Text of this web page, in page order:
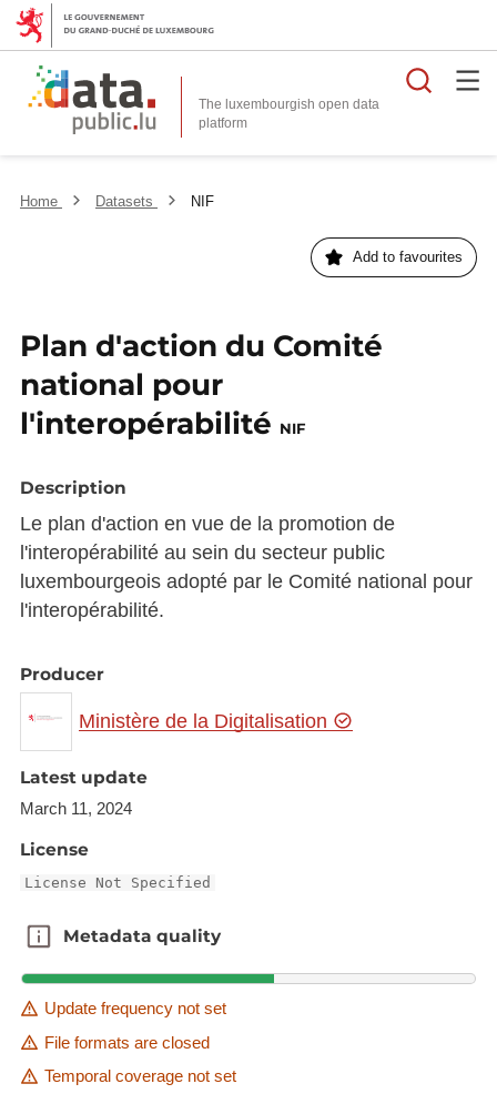
The luxembourgish open data
platform
Home Datasets NIF
Add to favourites
Plan d'action du Comité
national pour
l'interopérabilité NIF
Description
Le plan d'action en vue de la promotion de
l'interopérabilité au sein du secteur public
luxembourgeois adopté par le Comité national pour
l'interopérabilité.
Producer
Ministère de la Digitalisation
Latest update
March 11, 2024
License
License Not Specified
Metadata quality
Metadata quality
Update frequency not set
File formats are closed
Temporal coverage not set